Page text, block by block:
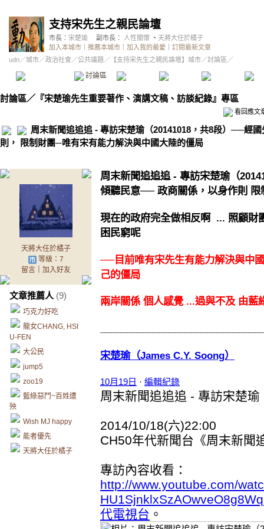
支持宋先生之親民論壇
市長： 宋楚瑜 副市長： 人性關懷 、 天將大任於橘子
加入本城市
推薦本城市 加入我的最愛
訂閱最新文章
udn／城市／政治社會 ／公共議題 ／ 【支持宋先生之親民論壇】城市／討論區／
討論區 精華區 投票區 影像館
討論區／ 『宋楚瑜先生重要著作、演講文稿、訪談紀錄』專區
看回應文
周末新聞追追追 - 專訪宋楚瑜（20141018，共8段）──經
則， 限制財團─唯有宋有能力解決與中國大陸的僵局
天將大任於橘子
等級：7
留言｜ 加入好友
文章推薦人 (9)
巧克力好吃
龍女CHANG, HSI
U-FEN
大公民
jump5
zoo19
藍綠惡鬥~百姓遭
殃
Wish MJ happy
能者優先
天將大任於橘子
周末新聞追追追 - 專訪宋楚瑜（
傾聽民意── 政商關係，以身作則
現在的政府完全做相反啊 ... 照顧財
困民窮呢
──目前唯有宋先生有能力解決與中
己的僵局
兩岸關係個人感覺 ...過與不及 由藍
宋楚瑜（James C.Y. Soong）
10月19日 · 編輯紀錄
周末新聞追追追 - 專訪宋楚
2014/10/18(六)22:00
CH50年代新聞台《周末新聞
專訪內容收看：
http://www.youtube.com/
代電視台 。